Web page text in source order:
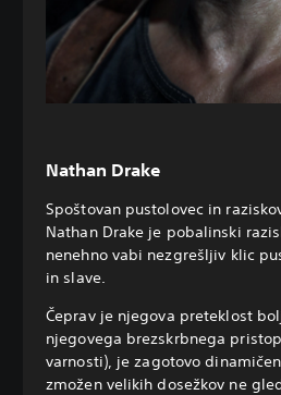
Nathan Drake
Spoštovan pustolovec in
Nathan Drake je pobalinski
nenehno vabi nezgrešljiv klic
in slave.
Čeprav je njegova preteklost
njegovega brezskrbnega
varnosti), je zagotovo
zmožen velikih dosežkov ne